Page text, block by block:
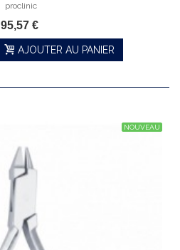
proclinic
95,57 €
AJOUTER AU PANIER
NOUVEAU